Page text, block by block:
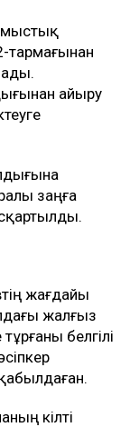
тармағынан
айыру
заңға
жағдайы
жалғыз
белгілі
кілті